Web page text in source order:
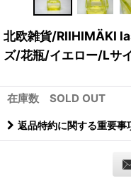
北欧雑貨/RIIHIMÄKI
ズ/花瓶/イエロー/Lサ
在庫数 SOLD OUT
返品特約に関する重要事